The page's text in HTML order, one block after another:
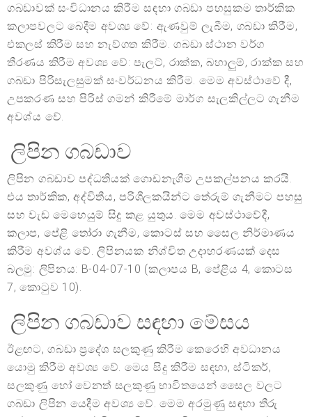
ගබඩාවක් සංවිධානය කිරීම සඳහා ගබඩා පහසුකම තාර්කික
කලාපවලට බෙදීම අවශ්‍ය වේ: ඇණවුම් ලැබීම, ගබඩා කිරීම,
එකලස් කිරීම සහ නැව්ගත කිරීම. ගබඩා ස්ථාන වර්ග
තීරණය කිරීම අවශ්‍ය වේ: පැලට්, රාක්ක, බහාලුම්, රාක්ක සහ
ගබඩා පිරිසැලසුමක් සංවර්ධනය කිරීම. මෙම අවස්ථාවේ දී,
උපකරණ සහ පිරිස් ගමන් කිරීමේ මාර්ග සැලකිල්ලට ගැනීම
අවශ්ය වේ.
ලිපින ගබඩාව
ලිපින ගබඩාව පද්ධතියක් ගොඩනැගීම උපකල්පනය කරයි.
එය තාර්කික, අද්විතීය, පරිශීලකයින්ට තේරුම් ගැනීමට පහසු
සහ වැඩ මෙහෙයුම් සිදු කළ යුතුය. මෙම අවස්ථාවේදී,
කලාප, පේළි තෝරා ගැනීම, කොටස් සහ සෛල නිර්මාණය
කිරීම අවශ්ය වේ. ලිපිනයක නිශ්චිත උදාහරණයක් දෙස
බලමු: ලිපිනය: B-04-07-10 (කලාපය B, පේළිය 4, කොටස
7, කොටුව 10).
ලිපින ගබඩාව සඳහා මේසය
ඊළඟට, ගබඩා ප්‍රදේශ සලකුණු කිරීම කෙරෙහි අවධානය
යොමු කිරීම අවශ්‍ය වේ. මෙය සිදු කිරීම සඳහා, ස්ටිකර්,
සලකුණු හෝ වෙනත් සලකුණු භාවිතයෙන් සෛල වලට
ගබඩා ලිපින යෙදීම අවශ්‍ය වේ. මෙම අරමුණු සඳහා තීරු